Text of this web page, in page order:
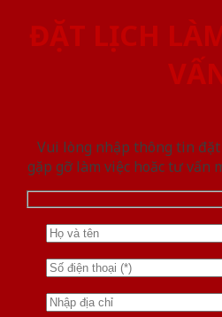
ĐẶT LỊCH
Vui lòng nhập thông tin
gặp gỡ làm việc hoăc tư vấn